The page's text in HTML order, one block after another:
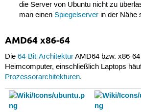
die Server von Ubuntu nicht zu
man einenSpiegelserver in der Nähe
AMD64 x86-64
Die 64-Bit-ArchitekturAMD64 bzw. x86-
Heimcomputer, einschließlich Laptops
Prozessorarchitekturen.